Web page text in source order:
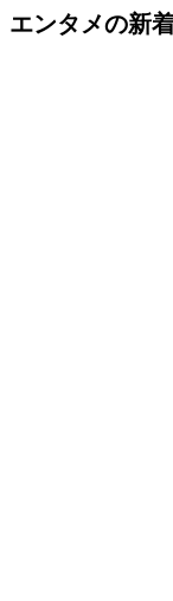
エンタメの新